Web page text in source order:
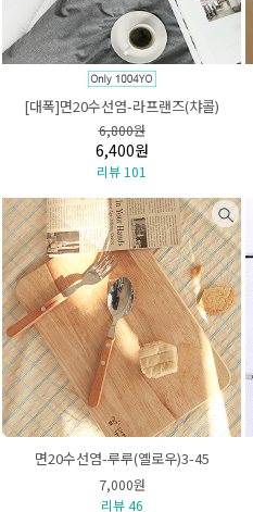
[대폭]면20수선염-라프랜즈(챠콜)
6,800원
6,400원
리뷰 101
면20수선염-루루(옐로우)3-45
7,000원
리뷰 46